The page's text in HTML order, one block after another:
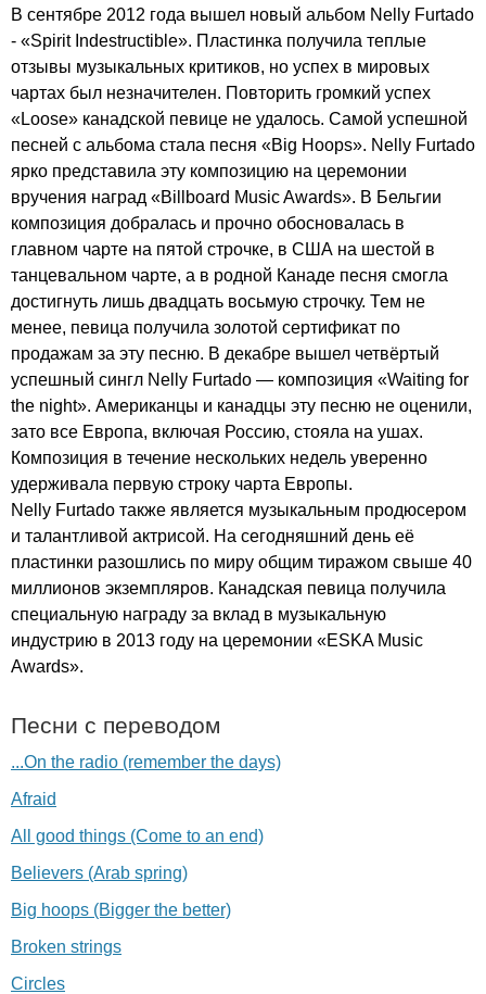
В сентябре 2012 года вышел новый альбом Nelly Furtado
- «Spirit Indestructible». Пластинка получила теплые
отзывы музыкальных критиков, но успех в мировых
чартах был незначителен. Повторить громкий успех
«Loose» канадской певице не удалось. Самой успешной
песней с альбома стала песня «Big Hoops». Nelly Furtado
ярко представила эту композицию на церемонии
вручения наград «Billboard MusicAwards». В Бельгии
композиция добралась и прочно обосновалась в
главном чарте на пятой строчке, в США на шестой в
танцевальном чарте, а в родной Канаде песня смогла
достигнуть лишь двадцать восьмую строчку. Тем не
менее, певица получила золотой сертификат по
продажам за эту песню. В декабре вышел четвёртый
успешный сингл Nelly Furtado — композиция «Waiting for
the night». Американцы и канадцы эту песню не оценили,
зато все Европа, включая Россию, стояла на ушах.
Композиция в течение нескольких недель уверенно
удерживала первую строку чарта Европы.
Nelly Furtado также является музыкальным продюсером
и талантливой актрисой. На сегодняшний день её
пластинки разошлись по миру общим тиражом свыше 40
миллионов экземпляров. Канадская певица получила
специальную награду за вклад в музыкальную
индустрию в 2013 году на церемонии «ESKA Music
Awards».
Песни с переводом
...On the radio (remember the days)
Afraid
All good things (Come to an end)
Believers (Arab spring)
Big hoops (Bigger the better)
Broken strings
Circles